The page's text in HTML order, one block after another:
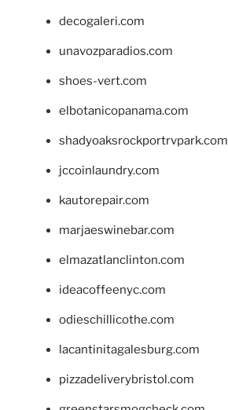
decogaleri.com
unavozparadios.com
shoes-vert.com
elbotanicopanama.com
shadyoaksrockportrvpark.com
jccoinlaundry.com
kautorepair.com
marjaeswinebar.com
elmazatlanclinton.com
ideacoffeenyc.com
odieschillicothe.com
lacantinitagalesburg.com
pizzadeliverybristol.com